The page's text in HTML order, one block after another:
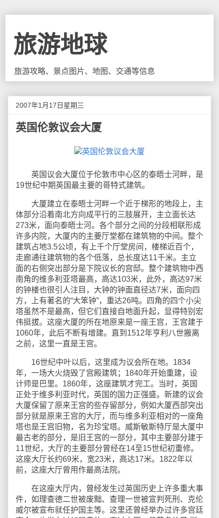
旅游地球
旅游攻略、景点图片、地图、交通等信息
2007年1月17日星期三
英国伦敦议会大厦
英国议会大厦位于伦敦市中心区的泰晤士河畔，是
19世纪中期英国最主要的哥特式建筑。
大厦建立在泰晤士河畔一个近于梯形的地段上，主
体部分沿着南北方向成平行的三肢展开，主立面长达
273米，面向泰晤士河。各个部分之间的分段相联形成
许多内院，大厦内的主要厅堂都在建筑物的中间。整个
建筑占地3.5公顷，有上千个厅堂房间，楼梯近百个，
走廊通往建筑物的各个低落，总长度达11千米。主立
面的右侧突出部分是下院议长的宫邸。整个建筑物中西
南角的维多利亚塔最高，高达103米，此外，高达97米
的钟楼也很引人注目，大钟的钟面直径达7米，面向四
方，上有著名的“大笨钟”，重达26吨。四角的四个小尖
塔虽然不是最高，但它们直接自地面升起，显得特别宏
伟挺拔。这座大厦的所在地原来是一座王宫，王宫建于
1060年，此后不断有增建。直到1512年亨利八世搬离
之前，这里一直是王宫。
16世纪中叶以后，这里成为议会所在地。1834
年，一场大火烧毁了宫殿建筑；1840年开始重建，设
计师是巴里。1860年，这座建筑才完工。当时，英国
正处于维多利亚时代，英国的国力正强盛。新建的议会
大厦保留了原来王宫的些存留部分，例如大厦西部突出
部分就是原来王宫的大厅，而与维多利亚相对的一座角
塔也是王宫旧物，名为珍宝塔。威斯敏斯特厅是大厦中
最古老的部分，是旧王宫的一部分，其中主要部分建于
11世纪，大厅的主要部分曾经在14至15世纪初重修。
这座大厅长约69米，宽23米，高达17米。1822年以
前，这座大厅曾用作最高法院。
在这座大厅内，曾经发生过英国历史上许多重大事
件，如理查德二世被废黜、查理一世被宣判死刑、克伦
威尔被宣布就任护国主等。这里还曾经举办过许多宫廷